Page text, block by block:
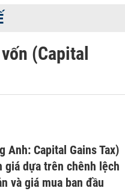
(Capital
Capital Gains Tax)
giá dựa trên chênh lệch
và giá mua ban đầu